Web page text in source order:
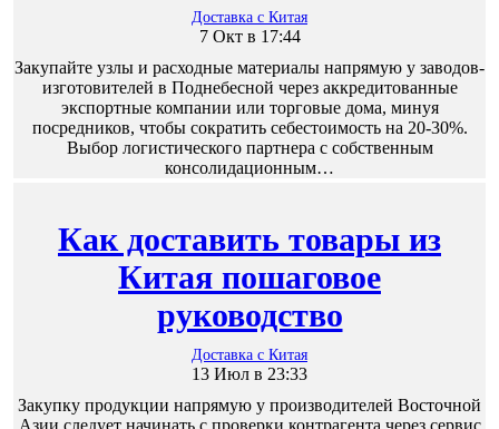
Доставка с Китая
7 Окт в 17:44
Закупайте узлы и расходные материалы напрямую у заводов-
изготовителей в Поднебесной через аккредитованные
экспортные компании или торговые дома, минуя
посредников, чтобы сократить себестоимость на 20-30%.
Выбор логистического партнера с собственным
консолидационным…
Как доставить товары из
Китая пошаговое
руководство
Доставка с Китая
13 Июл в 23:33
Закупку продукции напрямую у производителей Восточной